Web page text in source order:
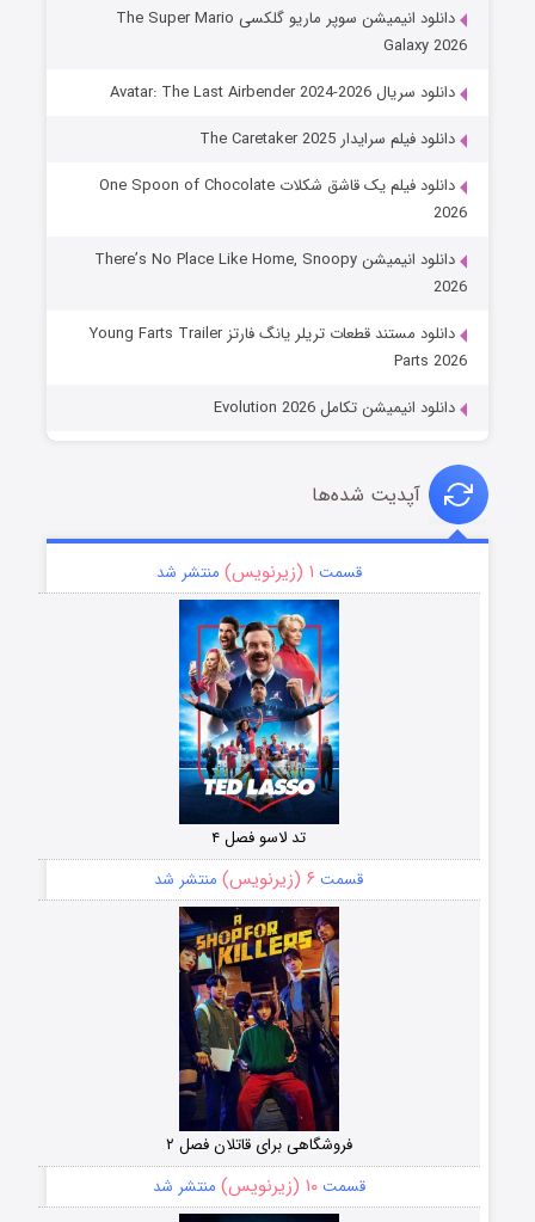
دانلود انیمیشن سوپر ماریو گلکسی The Super Mario
Galaxy 2026
دانلود سریال Avatar: The Last Airbender 2024-2026
دانلود فیلم سرایدار The Caretaker 2025
دانلود فیلم یک قاشق شکلات One Spoon of Chocolate
2026
دانلود انیمیشن There’s No Place Like Home, Snoopy
2026
دانلود مستند قطعات تریلر یانگ فارتز Young Farts Trailer
Parts 2026
دانلود انیمیشن تکامل Evolution 2026
آپدیت شده‌ها
قسمت ۱ (زیرنویس) منتشر شد
تد لاسو فصل ۴
قسمت ۶ (زیرنویس) منتشر شد
فروشگاهی برای قاتلان فصل ۲
قسمت۱۰ (زیرنویس) منتشر شد